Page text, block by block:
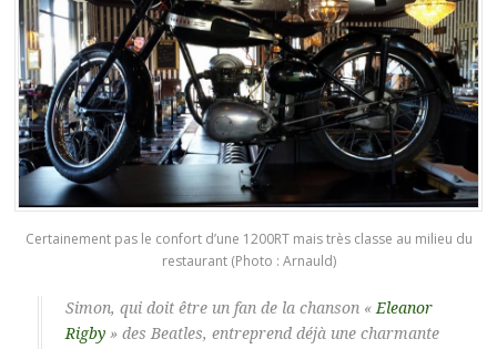
Certainement pas le confort d’une 1200RT mais très classe au milieu du
restaurant (Photo : Arnauld)
Simon, qui doit être un fan de la chanson «Eleanor
Rigby» des Beatles, entreprend déjà une charmante